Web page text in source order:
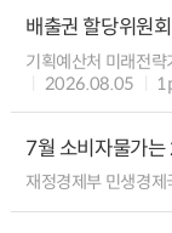
배출권 할당위원
기획예산처 미래전
2026.08.05
7월 소비자물가
재정경제부 민생경